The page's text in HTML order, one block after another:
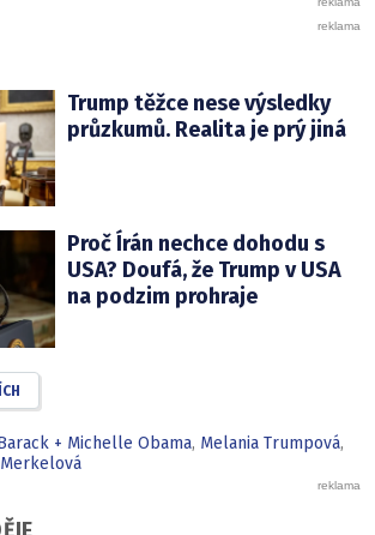
Trump těžce nese výsledky
průzkumů. Realita je prý jiná
Proč Írán nechce dohodu s
USA? Doufá, že Trump v USA
na podzim prohraje
+ Michelle Obama, Melania Trumpová,